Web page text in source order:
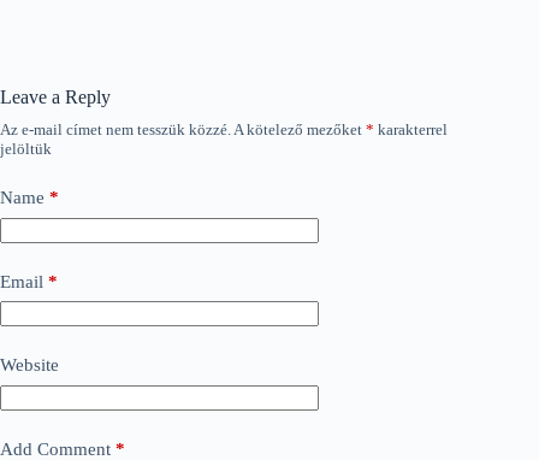
Leave a Reply
Az e-mail címet nem tesszük közzé.A kötelező mezőket * karakterrel
jelöltük
Name *
Email *
Website
Add Comment *